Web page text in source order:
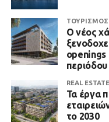
Ο νέος
openings
περιόδου
REAL ESTATE
Τα έργα
το 2030